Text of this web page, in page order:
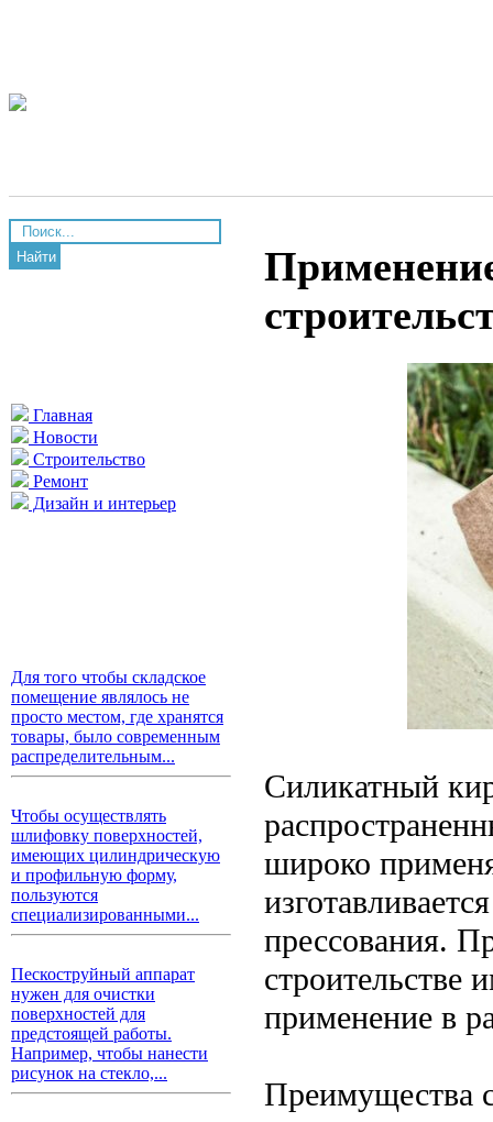
Найти
Главная
Новости
Строительство
Ремонт
Дизайн и интерьер
Для того чтобы складское
помещение являлось не
просто местом, где хранятся
товары, было современным
распределительным...
Чтобы осуществлять
шлифовку поверхностей,
имеющих цилиндрическую
и профильную форму,
пользуются
специализированными...
Пескоструйный аппарат
нужен для очистки
поверхностей для
предстоящей работы.
Например, чтобы нанести
рисунок на стекло,...
Силикатный
широко
прессования.
строительстве
применение в
Преимущества